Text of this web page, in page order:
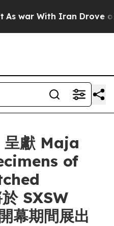
war With Iran Drove oil
獻 Maja
of
SXSW
幕期間展出